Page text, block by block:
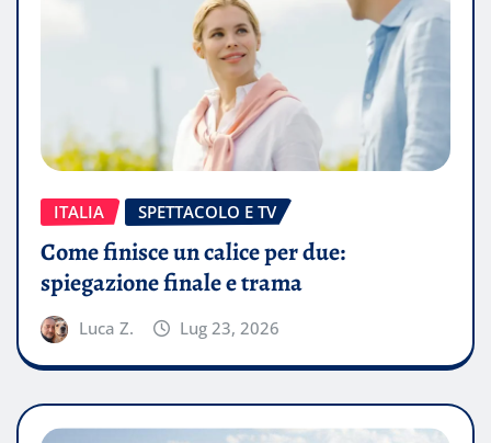
ITALIA SPETTACOLO E TV
Come finisce un calice per due:
spiegazione finale e trama
Luca Z. Lug 23, 2026